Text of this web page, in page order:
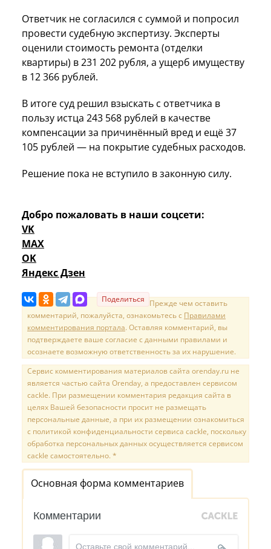
Ответчик не согласился с суммой и попросил
провести судебную экспертизу. Эксперты
оценили стоимость ремонта (отделки
квартиры) в 231 202 рубля, а ущерб имуществу
в 12 366 рублей.
В итоге суд решил взыскать с ответчика в
пользу истца 243 568 рублей в качестве
компенсации за причинённый вред и ещё 37
105 рублей — на покрытие судебных расходов.
Решение пока не вступило в законную силу.
Добро пожаловать в наши соцсети:
VK
MAX
OK
Яндекс Дзен
Поделиться Прежде чем оставить
комментарий, пожалуйста, ознакомьтесь с Правилами
комментирования портала. Оставляя комментарий, вы
подтверждаете ваше согласие с данными правилами и
осознаете возможную ответственность за их нарушение.
Сервис комментирования материалов сайта orenday.ru не
является частью сайта Orenday, а предоставлен сервисом
cackle. При размещении комментария редакция сайта в
целях Вашей безопасности просит не размещать
персональные данные, а при их размещении ознакомиться
с политикой конфиденциальности сервиса cackle, поскольку
обработка персональных данных осуществляется сервисом
cackle самостоятельно. *
Основная форма комментариев
Комментарии